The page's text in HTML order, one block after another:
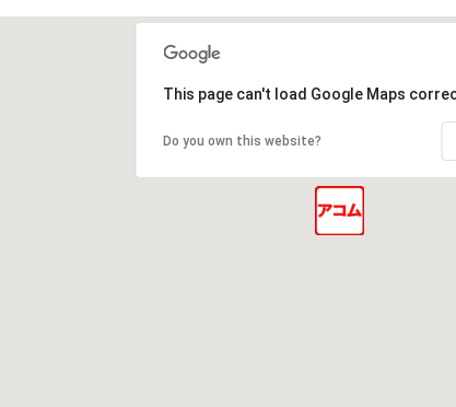
This page can't load Google Maps
Do you own this website?